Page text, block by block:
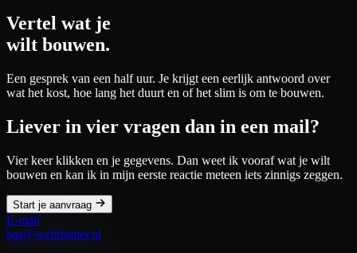
Vertel wat je
wilt bouwen.
Een gesprek van een half uur. Je krijgt een eerlijk antwoord over
wat het kost, hoe lang het duurt en of het slim is om te bouwen.
Liever in vier vragen dan in een mail?
Vier keer klikken en je gegevens. Dan weet ik vooraf wat je wilt
bouwen en kan ik in mijn eerste reactie meteen iets zinnigs zeggen.
Start je aanvraag
E-mail
bas@webframer.nl